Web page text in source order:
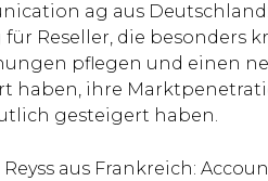
ag aus
Reseller, die besonders
pflegen und einen
haben, ihre
gesteigert haben.
aus Frankreich: